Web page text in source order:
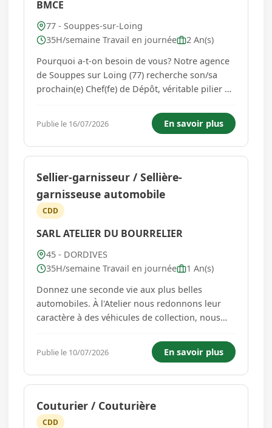
BMCE
77 - Souppes-sur-Loing
35H/semaine Travail en journée
2 An(s)
Pourquoi a-t-on besoin de vous? Notre agence
de Souppes sur Loing (77) recherche son/sa
prochain(e) Chef(fe) de Dépôt, véritable pilier du
Directeur(trice) de site, vous animerez et
accompagnerez l'équipe commerciale et
logistique au quotidien. Développer l...
Publie le 16/07/2026 En savoir plus
Sellier-garnisseur / Sellière-
garnisseuse automobile
CDD
SARL ATELIER DU BOURRELIER
45 - DORDIVES
35H/semaine Travail en journée
1 An(s)
Donnez une seconde vie aux plus belles
automobiles. À l'Atelier nous redonnons leur
caractère à des véhicules de collection, nous
nous accompagnons nos clients dans des
projets où chaque détail fait la différence. De la
réparation ciblée d'un s...
Publie le 10/07/2026 En savoir plus
Couturier / Couturière
CDD